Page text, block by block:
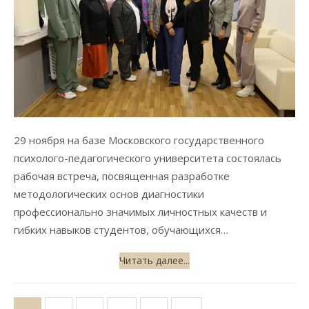
29 ноября на базе Московского государственного
психолого-педагогического университета состоялась
рабочая встреча, посвященная разработке
методологических основ диагностики
профессионально значимых личностных качеств и
гибких навыков студентов, обучающихся…
Читать далее...